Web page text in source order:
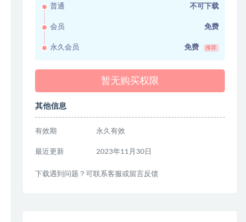
普通 不可下载
会员 免费
永久会员 免费 推荐
暂无购买权限
其他信息
有效期 永久有效
最近更新 2023年11月30日
下载遇到问题？可联系客服或留言反馈